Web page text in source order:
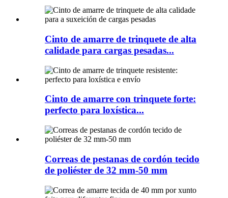
Cinto de amarre de trinquete de alta
calidade para cargas pesadas...
Cinto de amarre con trinquete forte:
perfecto para loxística...
Correas de pestanas de cordón tecido
de poliéster de 32 mm-50 mm